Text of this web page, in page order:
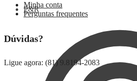
P&R
Minha conta
Perguntas frequentes
Dúvidas?
Ligue agora: (81) 9.8194-2083